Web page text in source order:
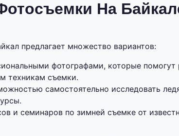
На
предлагает множество вариантов:
фотографами, которые помогут
техникам съемки.
самостоятельно исследовать
и семинаров по зимней съемке от